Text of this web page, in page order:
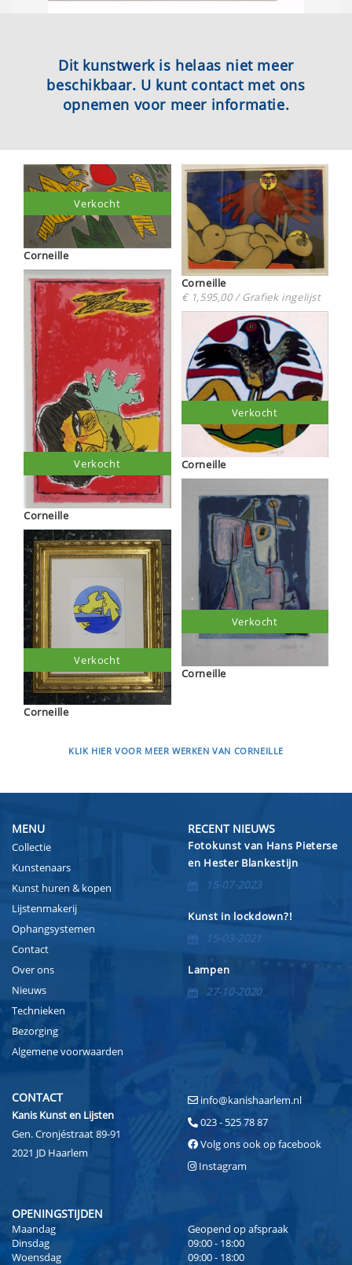
Dit kunstwerk is helaas niet meer
beschikbaar. U kunt contact met ons
opnemen voor meer informatie.
Corneille
Verkocht
Corneille
Verkocht
Corneille
Verkocht
Corneille
€ 1,595,00 / Grafiek ingelijst
Corneille
Verkocht
Corneille
Verkocht
KLIK HIER VOOR MEER WERKEN VAN CORNEILLE
MENU
Collectie
Kunstenaars
Kunst huren & kopen
Lijstenmakerij
Ophangsystemen
Contact
Over ons
Nieuws
Technieken
Bezorging
Algemene voorwaarden
RECENT NIEUWS
Fotokunst van Hans Pieterse
en Hester Blankestijn
15-07-2023
Kunst in lockdown?!
15-03-2021
Lampen
27-10-2020
CONTACT
Kanis Kunst en Lijsten
Gen. Cronjéstraat 89-91
2021 JD Haarlem
info@kanishaarlem.nl
023 - 525 78 87
Volg ons ook op facebook
Instagram
OPENINGSTIJDEN
Maandag
Geopend op afspraak
Dinsdag
09:00 - 18:00
Woensdag
09:00 - 18:00